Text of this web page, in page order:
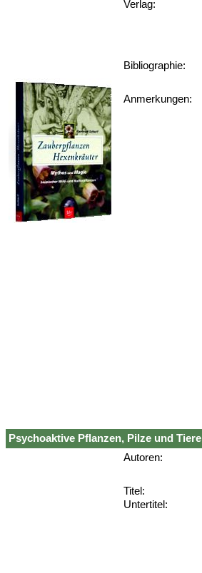
Verlag:
Bibliographie:
Anmerkungen:
Psychoaktive Pflanzen, Pilze und Tiere
Autoren:
Titel:
Untertitel: